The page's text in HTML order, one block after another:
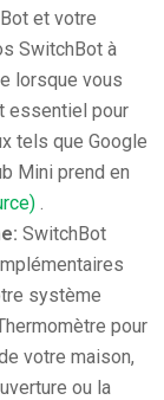
et votre
SwitchBot à
lorsque vous
essentiel pour
tels que Google
Mini prend en
.
SwitchBot
système
pour
votre maison,
ou la